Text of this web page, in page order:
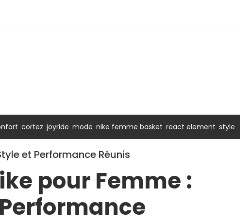
cortez joyride mode nike femme basket react element style
et Performance Réunis
pour Femme :